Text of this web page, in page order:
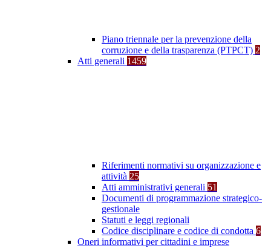
Piano triennale per la prevenzione della
corruzione e della trasparenza (PTPCT) 2
Atti generali 1459
Riferimenti normativi su organizzazione e
attività 25
Atti amministrativi generali 51
Documenti di programmazione strategico-
gestionale
Statuti e leggi regionali
Codice disciplinare e codice di condotta 6
Oneri informativi per cittadini e imprese